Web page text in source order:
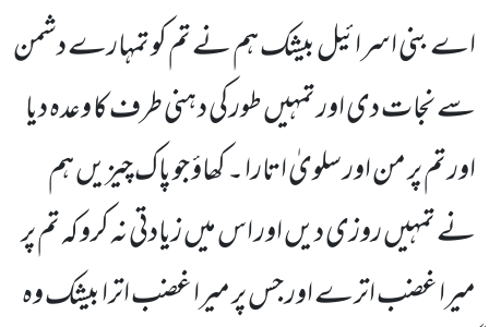
اے بنی اسرائیل بیشک ہم نے تم کو تمہارے دشمن
سے نجات دی اور تمہیں طور کی د ہنی طرف کا وعدہ دیا
اور تم پر من اور سلویٰ اتارا ۔ کھاؤ جو پاک چیزیں ہم
نے تمہیں روزی دیں اور اس میں زیادتی نہ کرو کہ تم پر
میرا غضب اترے اور جس پر میرا غضب اترا بیشک وہ